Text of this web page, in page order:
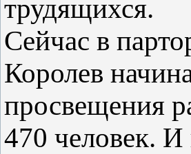
трудящихся.
Сейчас в
Королев
просвещения
470 человек. И